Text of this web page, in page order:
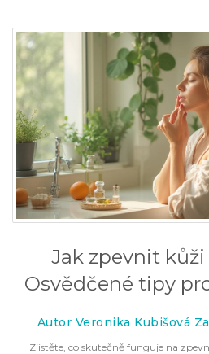
Jak zpevnit
Osvědčené tipy
Autor Veronika Kubišová
Zjistěte, co skutečně funguje na